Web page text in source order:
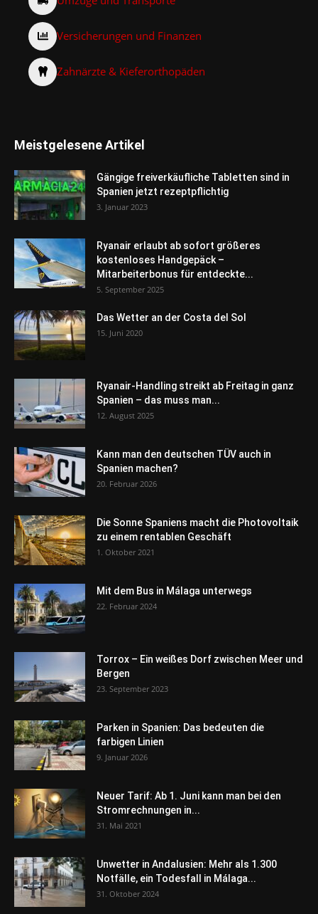
Versicherungen und Finanzen
Zahnärzte & Kieferorthopäden
Meistgelesene Artikel
Gängige freiverkäufliche Tabletten sind in
Spanien jetzt rezeptpflichtig
3. Januar 2023
Ryanair erlaubt ab sofort größeres
kostenloses Handgepäck –
Mitarbeiterbonus für entdeckte...
5. September 2025
Das Wetter an der Costa del Sol
15. Juni 2020
Ryanair-Handling streikt ab Freitag in ganz
Spanien – das muss man...
12. August 2025
Kann man den deutschen TÜV auch in
Spanien machen?
20. Februar 2026
Die Sonne Spaniens macht die Photovoltaik
zu einem rentablen Geschäft
1. Oktober 2021
Mit dem Bus in Málaga unterwegs
22. Februar 2024
Torrox – Ein weißes Dorf zwischen Meer und
Bergen
23. September 2023
Parken in Spanien: Das bedeuten die
farbigen Linien
9. Januar 2026
Neuer Tarif: Ab 1. Juni kann man bei den
Stromrechnungen in...
31. Mai 2021
Unwetter in Andalusien: Mehr als 1.300
Notfälle, ein Todesfall in Málaga...
31. Oktober 2024